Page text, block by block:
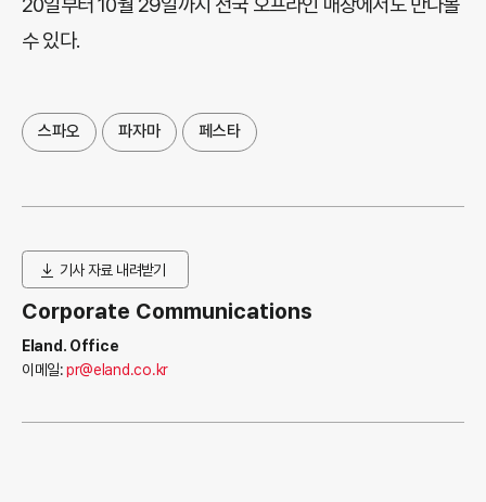
20일부터 10월 29일까지 전국 오프라인 매장에서도 만나볼
수 있다.
스파오 파자마 페스타
기사 자료 내려받기
Corporate Communications
Eland. Office
이메일:pr@eland.co.kr